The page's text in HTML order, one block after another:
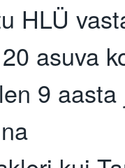
HLÜ
asuva
9 aasta